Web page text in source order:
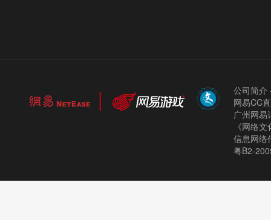
公司简介
网易CC
广州网
《网络
信息网络
粤B2-